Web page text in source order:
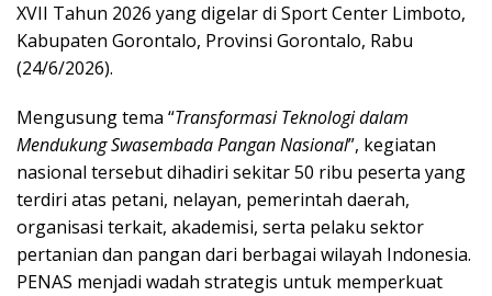
XVII Tahun 2026 yang digelar di Sport Center Limboto,
Kabupaten Gorontalo, Provinsi Gorontalo, Rabu
(24/6/2026).
Mengusung tema “Transformasi Teknologi dalam
Mendukung Swasembada Pangan Nasional”, kegiatan
nasional tersebut dihadiri sekitar 50 ribu peserta yang
terdiri atas petani, nelayan, pemerintah daerah,
organisasi terkait, akademisi, serta pelaku sektor
pertanian dan pangan dari berbagai wilayah Indonesia.
PENAS menjadi wadah strategis untuk memperkuat